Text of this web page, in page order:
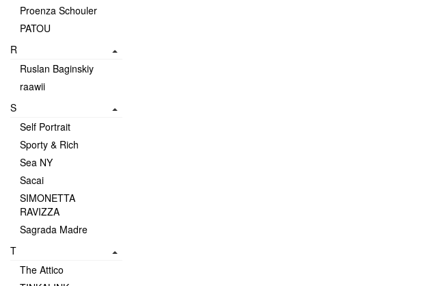
Proenza Schouler
PATOU
R
Ruslan Baginskiy
raawii
S
Self Portrait
Sporty & Rich
Sea NY
Sacai
SIMONETTA
RAVIZZA
Sagrada Madre
T
The Attico